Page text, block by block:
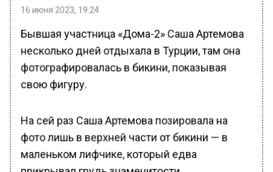
16 июня 2023, 19:24
Бывшая участница «Дома-2» Саша Артемова
несколько дней отдыхала в Турции, там она
фотографировалась в бикини, показывая
свою фигуру.
На сей раз Саша Артемова позировала на
фото лишь в верхней части от бикини — в
маленьком лифчике, который едва
прикрывал грудь знаменитости.